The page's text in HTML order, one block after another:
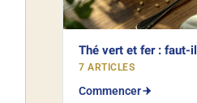
Thé vert et fer : faut-
7 ARTICLES
Commencer